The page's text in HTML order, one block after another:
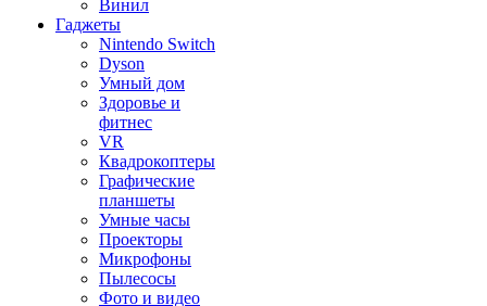
Винил
Гаджеты
Nintendo Switch
Dyson
Умный дом
Здоровье и
фитнес
VR
Квадрокоптеры
Графические
планшеты
Умные часы
Проекторы
Микрофоны
Пылесосы
Фото и видео